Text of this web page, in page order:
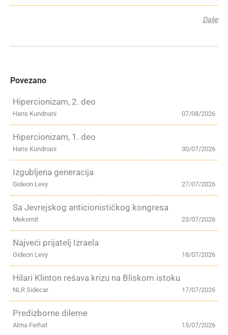
Dalje
Povezano
Hipercionizam, 2. deo
07/08/2026
Hans Kundnani
Hipercionizam, 1. deo
30/07/2026
Hans Kundnani
Izgubljena generacija
27/07/2026
Gideon Levy
Sa Jevrejskog anticionističkog kongresa
23/07/2026
Mekomit
Najveći prijatelj Izraela
18/07/2026
Gideon Levy
Hilari Klinton rešava krizu na Bliskom istoku
17/07/2026
NLR Sidecar
Predizborne dileme
15/07/2026
Alma Ferhat